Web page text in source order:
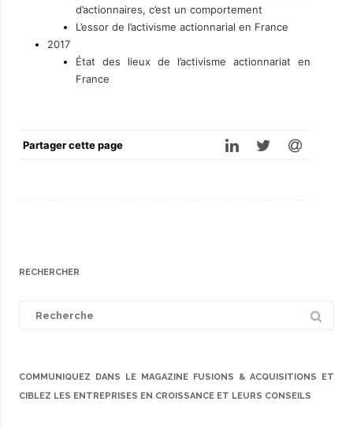
d’actionnaires, c’est un comportement
L’essor de l’activisme actionnarial en France
2017
État des lieux de l’activisme actionnariat en
France
Partager cette page
RECHERCHER
COMMUNIQUEZ DANS LE MAGAZINE FUSIONS & ACQUISITIONS ET
CIBLEZ LES ENTREPRISES EN CROISSANCE ET LEURS CONSEILS